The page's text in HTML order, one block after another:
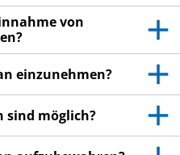
haben, wenden Sie sich
oder das medizinische
Ihnen persönlich
es nicht an Dritte weiter.
schaden, auch wenn
haben wie Sie.
von
einzunehmen?
sind möglich?